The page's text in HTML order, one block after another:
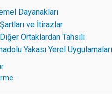
Dayanakları
ve İtirazlar
Ortaklardan Tahsili
Yakası Yerel Uygulamaları